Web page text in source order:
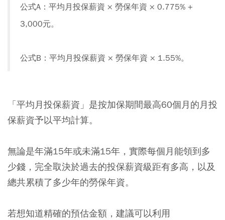
公式A：平均月投保薪資 × 勞保年資 × 0.775% +
3,000元。
公式B：平均月投保薪資 × 勞保年資 × 1.55%。
「平均月投保薪資」是按加保期間最高60個月的月投
保薪資予以平均計算。
無論是年滿15年或未滿15年，實際每個月能領到多
少錢，完全取決於過去的投保薪資級距有多高，以及
總共累積了多少年的勞保年資。
若想知道精確的預估金額，建議可以利用